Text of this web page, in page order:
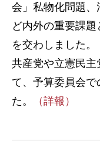
会」私物化問題
ど内外の重要課
を交わしました
共産党や立憲民主
て、予算委員会
た。
（詳報）